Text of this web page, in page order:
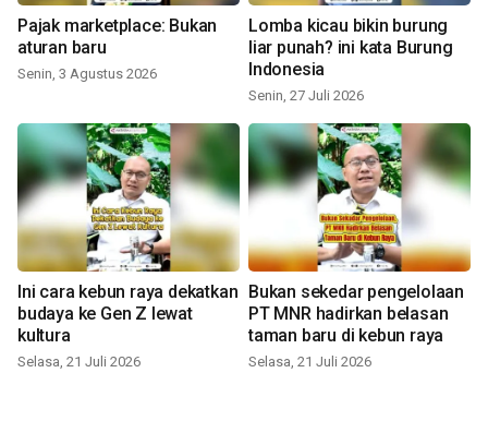
Pajak marketplace: Bukan
aturan baru
Senin, 3 Agustus 2026
Lomba kicau bikin burung
liar punah? ini kata Burung
Indonesia
Senin, 27 Juli 2026
Ini cara kebun raya dekatkan
budaya ke Gen Z lewat
kultura
Selasa, 21 Juli 2026
Bukan sekedar pengelolaan
PT MNR hadirkan belasan
taman baru di kebun raya
Selasa, 21 Juli 2026